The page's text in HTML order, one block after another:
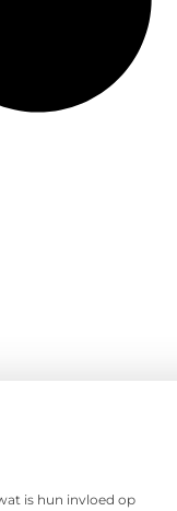
is hun invloed op